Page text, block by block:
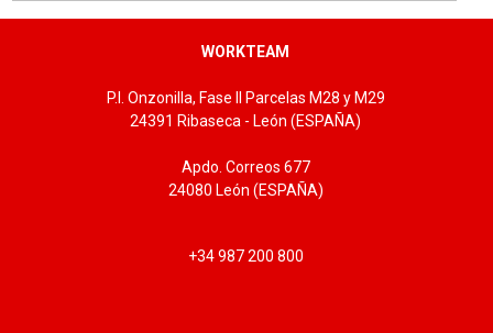
WORKTEAM
P.I. Onzonilla, Fase II Parcelas M28 y M29
24391 Ribaseca - León (ESPAÑA)
Apdo. Correos 677
24080 León (ESPAÑA)
+34 987 200 800